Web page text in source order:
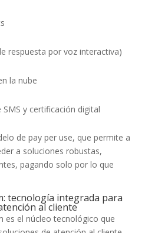
respuesta por voz interactiva)
la nube
SMS y certificación digital
de pay per use, que permite a
a soluciones robustas,
pagando solo por lo que
tecnología integrada para
al cliente
es el núcleo tecnológico que